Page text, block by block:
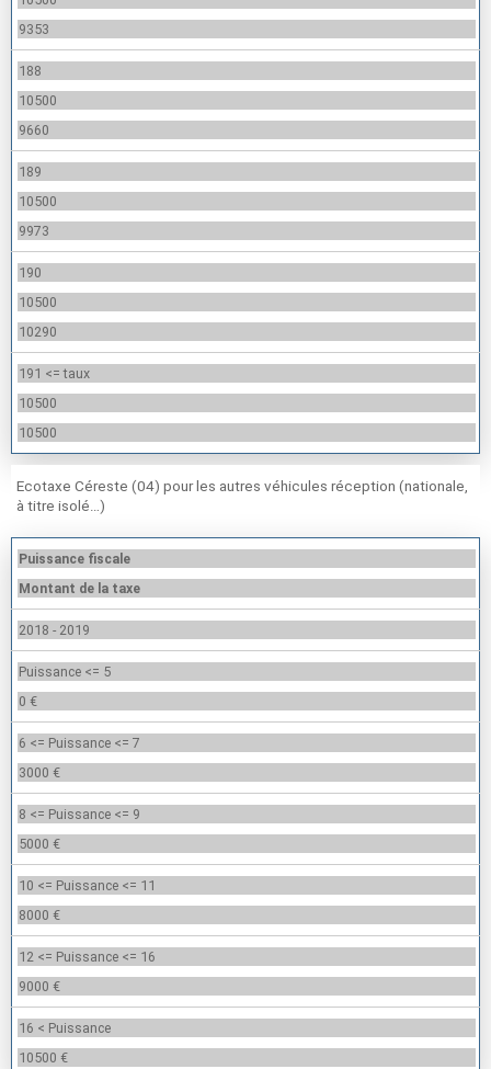
9353
188
10500
9660
189
10500
9973
190
10500
10290
191 <= taux
10500
10500
Ecotaxe Céreste (04) pour les autres véhicules réception (nationale,
à titre isolé…)
Puissance fiscale
Montant de la taxe
2018 - 2019
Puissance <= 5
0 €
6 <= Puissance <= 7
3000 €
8 <= Puissance <= 9
5000 €
10 <= Puissance <= 11
8000 €
12 <= Puissance <= 16
9000 €
16 < Puissance
10500 €